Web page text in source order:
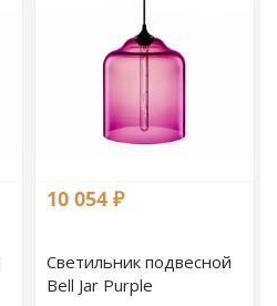
10 054 ₽
Светильник подвесной
Bell Jar Purple